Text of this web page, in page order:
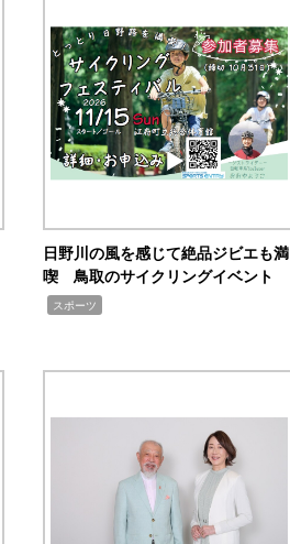
日野川の風を感じて絶品ジビエも満
喫 鳥取のサイクリングイベント
スポーツ